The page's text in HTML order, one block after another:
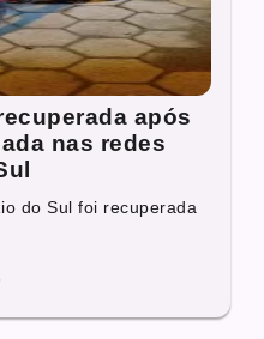
após
nas redes
do Sul foi recuperada